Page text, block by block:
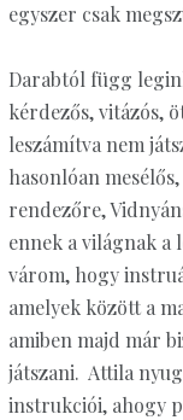
egyszer csak
Darabtól függ
kérdezős, vitázós,
leszámítva nem
hasonlóan
rendezőre,
ennek a világnak a
várom, hogy
amelyek között a
amiben majd már
játszani. Attila
instrukciói, ahogy